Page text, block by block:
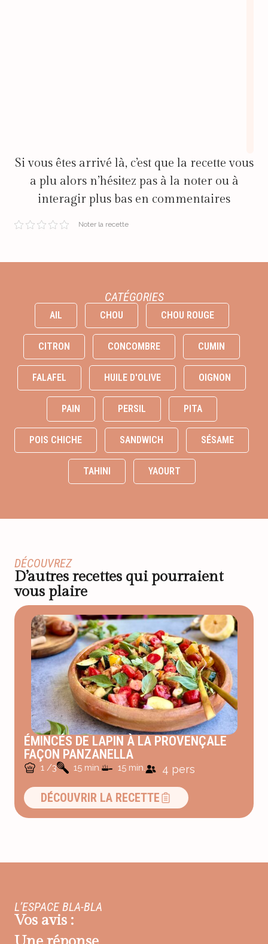
Si vous êtes arrivé là, c’est que la recette vous
a plu alors n’hésitez pas à la noter ou à
interagir plus bas en commentaires
Noter la recette
CATÉGORIES
AIL CHOU CHOU ROUGE
CITRON CONCOMBRE CUMIN
FALAFEL HUILE D'OLIVE OIGNON
PAIN PERSIL PITA
POIS CHICHE SANDWICH SÉSAME
TAHINI YAOURT
DÉCOUVREZ
D’autres recettes qui pourraient
vous plaire
ÉMINCÉS DE LAPIN À LA PROVENÇALE
FAÇON PANZANELLA
1 /3 15 min. 15 min. 4 pers
DÉCOUVRIR LA RECETTE
L’ESPACE BLA-BLA
Vos avis :